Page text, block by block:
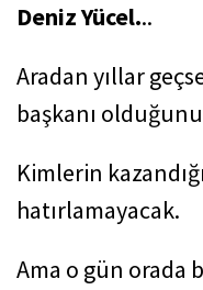
Deniz Yücel...
Aradan yıllar
başkanı
Kimlerin
hatırlamayacak.
Ama o gün orada